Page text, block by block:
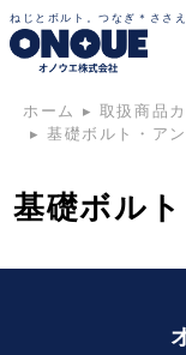
ねじとボルト。つなぎ＊ささ
ホーム ▸ 取扱商品
▸ 基礎ボルト・ア
基礎ボル